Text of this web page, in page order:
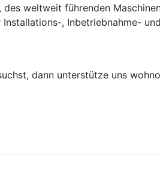
weltweit führenden
, Inbetrieb­nahme-
dann unterstütze uns